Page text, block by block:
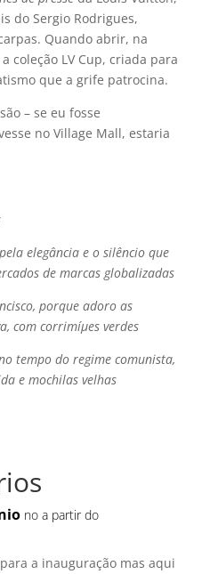
do Sergio Rodrigues,
Quando abrir, na
coleção LV Cup, criada para
que a grife patrocina.
– se eu fosse
no Village Mall, estaria
elegância e o silêncio que
de marcas globalizadas
porque adoro as
com corrimíµes verdes
tempo do regime comunista,
e mochilas velhas
no a partir do
a inauguração mas aqui